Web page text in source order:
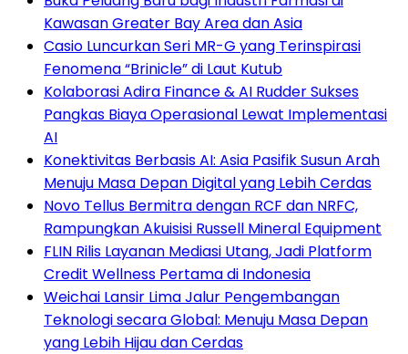
Kawasan Greater Bay Area dan Asia
Casio Luncurkan Seri MR-G yang Terinspirasi
Fenomena “Brinicle” di Laut Kutub
Kolaborasi Adira Finance & AI Rudder Sukses
Pangkas Biaya Operasional Lewat Implementasi
AI
Konektivitas Berbasis AI: Asia Pasifik Susun Arah
Menuju Masa Depan Digital yang Lebih Cerdas
Novo Tellus Bermitra dengan RCF dan NRFC,
Rampungkan Akuisisi Russell Mineral Equipment
FLIN Rilis Layanan Mediasi Utang, Jadi Platform
Credit Wellness Pertama di Indonesia
Weichai Lansir Lima Jalur Pengembangan
Teknologi secara Global: Menuju Masa Depan
yang Lebih Hijau dan Cerdas